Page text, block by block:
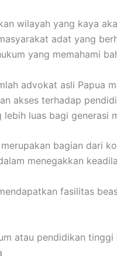
wilayah yang kaya
adat yang
yang memahami
advokat asli Papua
akses terhadap
lebih luas bagi
merupakan bagian dari
menegakkan
fasilitas
atau pendidikan tinggi